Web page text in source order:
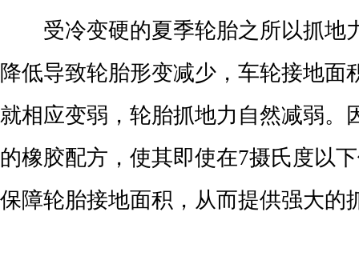
受冷变硬的夏季轮胎之所以抓地
降低导致轮胎形变减少，车轮接地面
就相应变弱，轮胎抓地力自然减弱。
的橡胶配方，使其即使在7摄氏度以
保障轮胎接地面积，从而提供强大的